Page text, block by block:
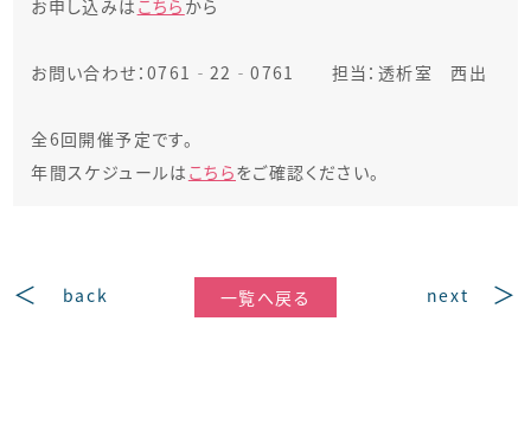
お申し込みは こちら から
お問い合わせ：0761‐22‐0761 担当：透析室 西出
全6回開催予定です。
年間スケジュールは こちらをご確認ください。
back 一覧へ戻る next